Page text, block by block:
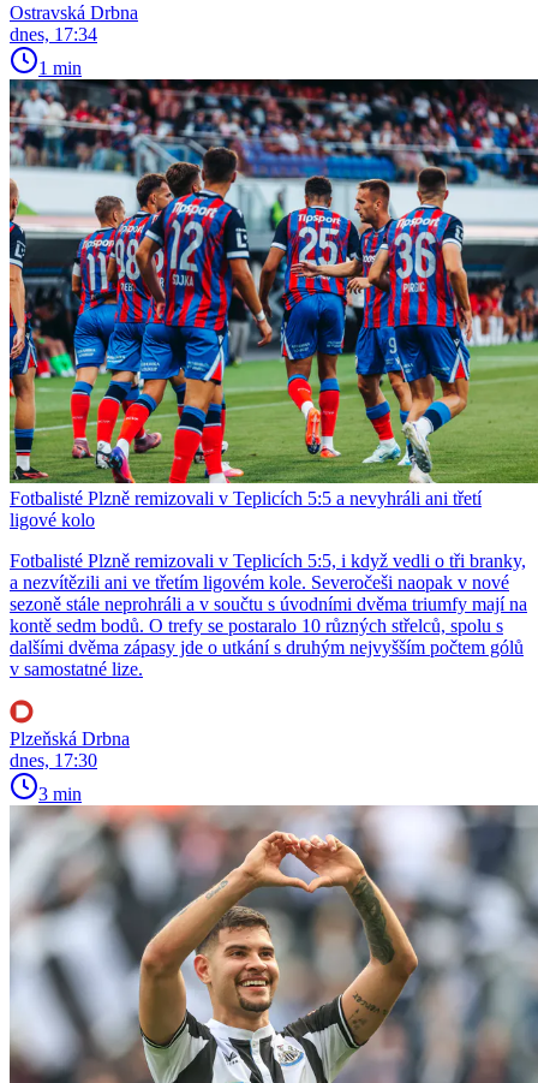
Ostravská Drbna
dnes, 17:34
1 min
Fotbalisté Plzně remizovali v Teplicích 5:5 a nevyhráli ani třetí
ligové kolo
Fotbalisté Plzně remizovali v Teplicích 5:5, i když vedli o tři branky,
a nezvítězili ani ve třetím ligovém kole. Severočeši naopak v nové
sezoně stále neprohráli a v součtu s úvodními dvěma triumfy mají na
kontě sedm bodů. O trefy se postaralo 10 různých střelců, spolu s
dalšími dvěma zápasy jde o utkání s druhým nejvyšším počtem gólů
v samostatné lize.
Plzeňská Drbna
dnes, 17:30
3 min